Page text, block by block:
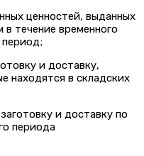
ценностей, выданных
течение временного
период;
и доставку,
находятся в складских
и доставку по
периода